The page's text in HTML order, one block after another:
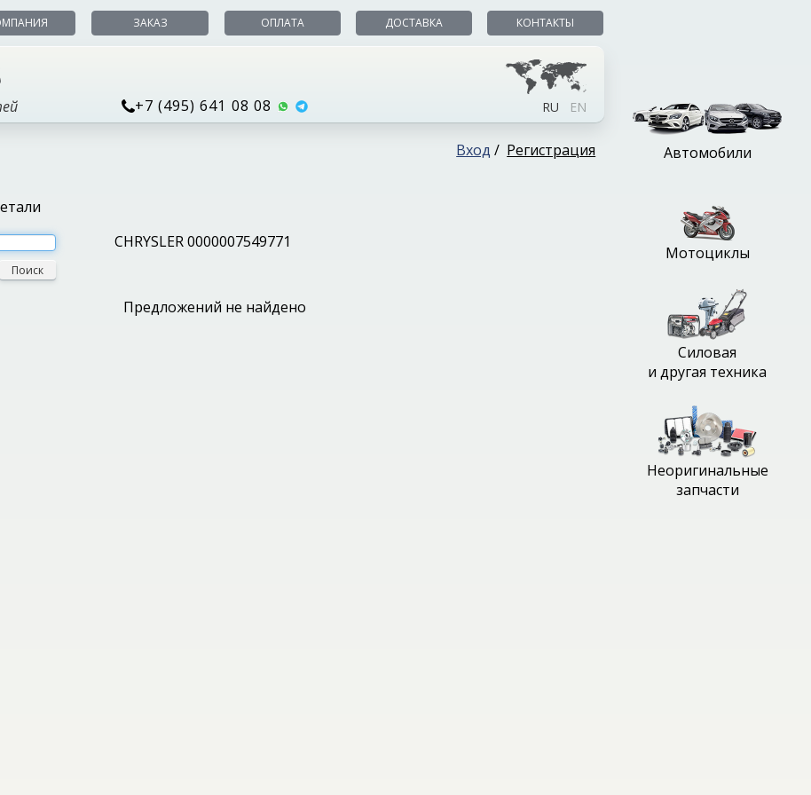
ЗАКАЗ ОПЛАТА ДОСТАВКА КОНТАКТЫ
+7 (495) 641 08 08 RU EN
Вход / Регистрация
Поиск
CHRYSLER 0000007549771
Предложений не найдено
Автомобили
Мотоциклы
Силовая
и другая техника
Неоригинальные
запчасти